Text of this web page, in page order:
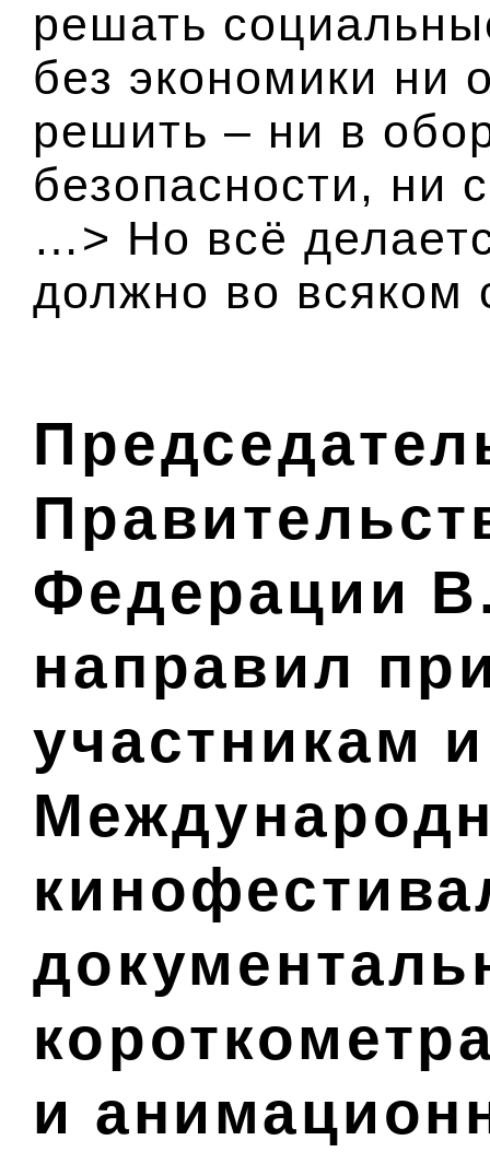
решать
без экономики ни
решить – ни в
безопасности, ни
…> Но всё
должно во всяком
Федерации
направил
участникам
и